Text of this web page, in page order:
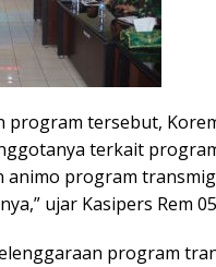
program tersebut,
terkait
animo program
ujar Kasipers Rem
program